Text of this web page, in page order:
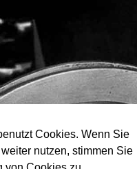
Cookies. Wenn Sie
nutzen, stimmen Sie